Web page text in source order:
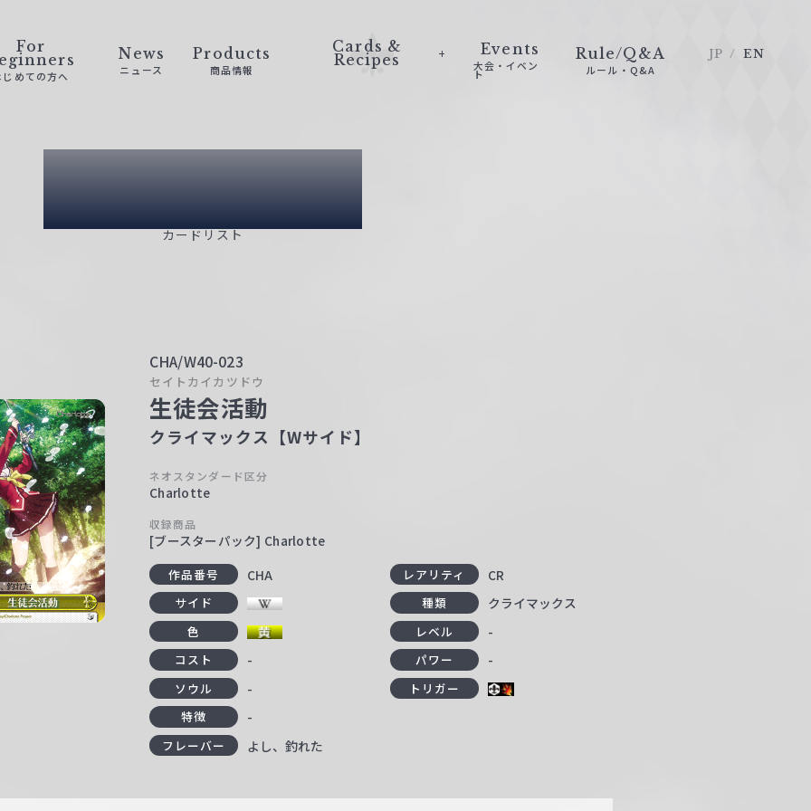
For
じめての方へ
News
ニュース
Products
商品情報
Cards &
Recipes
Events
大会・イベン
ト
Rule/Q&A
ルール・Q&A
JP EN
Card List
カードリスト
CHA/W40-023
セイトカイカツドウ
生徒会活動
クライマックス【Wサイド】
ネオスタンダード区分
Charlotte
収録商品
[ブースターパック] Charlotte
作品番号 CHA レアリティ CR
サイド 種類 クライマックス
色 レベル -
コスト - パワー -
ソウル -
トリガー
特徴
-
フレーバー よし、釣れた